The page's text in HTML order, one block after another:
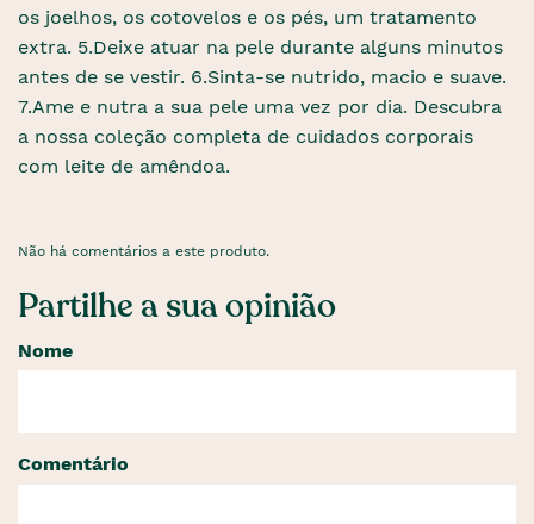
os joelhos, os cotovelos e os pés, um tratamento
extra. 5.Deixe atuar na pele durante alguns minutos
antes de se vestir. 6.Sinta-se nutrido, macio e suave.
7.Ame e nutra a sua pele uma vez por dia. Descubra
a nossa coleção completa de cuidados corporais
com leite de amêndoa.
Não há comentários a este produto.
Partilhe a sua opinião
Nome
Comentário